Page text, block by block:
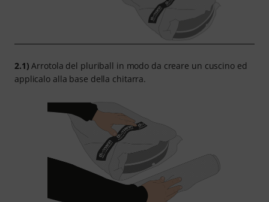
2.1)Arrotola del pluriball in modo da creare un cuscino ed
applicalo alla base della chitarra.